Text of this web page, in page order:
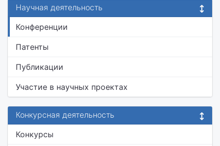
Научная деятельность
Конференции
Патенты
Публикации
Участие в научных проектах
Конкурсная деятельность
Конкурсы